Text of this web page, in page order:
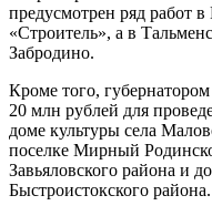
предусмотрен ряд работ
«Строитель», а в
Забродино.
Кроме того,
20 млн рублей для
доме культуры села
поселке Мирный
Завьяловского района и
Быстроистокского района.